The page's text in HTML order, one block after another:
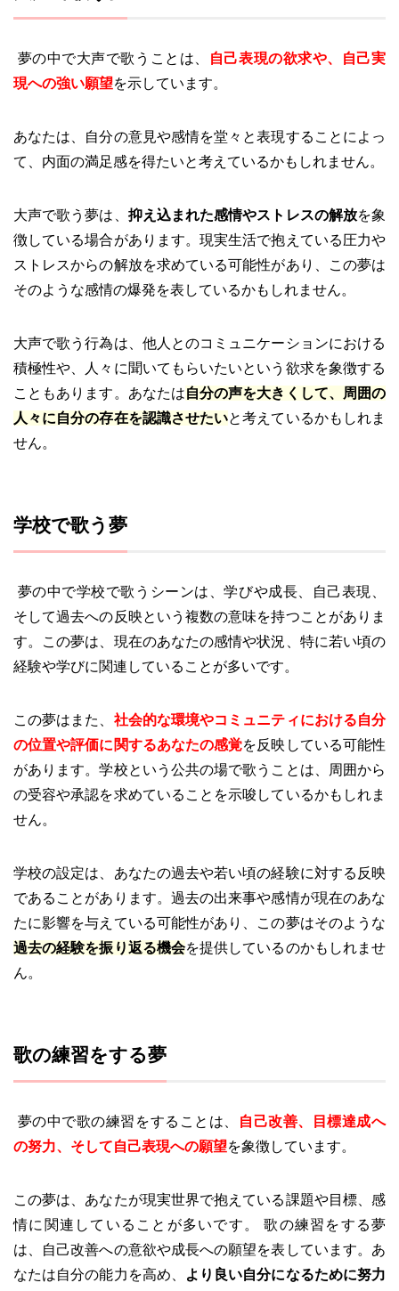
夢の中で大声で歌うことは、
自己表現の欲求や、自己実
現への強い願望を示しています。
あなたは、自分の意見や感情を堂々と表現することによっ
て、内面の満足感を得たいと考えているかもしれません。
大声で歌う夢は、 抑え込まれた感情やストレスの解放を象
徴している場合があります。現実生活で抱えている圧力や
ストレスからの解放を求めている可能性があり、この夢は
そのような感情の爆発を表しているかもしれません。
大声で歌う行為は、他人とのコミュニケーションにおける
積極性や、人々に聞いてもらいたいという欲求を象徴する
こともあります。あなたは自分の声を大きくして、周囲の
人々に自分の存在を認識させたいと考えているかもしれま
せん。
学校で歌う夢
夢の中で学校で歌うシーンは、学びや成長、自己表現、
そして過去への反映という複数の意味を持つことがありま
す。この夢は、現在のあなたの感情や状況、特に若い頃の
経験や学びに関連していることが多いです。
この夢はまた、 社会的な環境やコミュニティにおける自分
の位置や評価に関するあなたの感覚を反映している可能性
があります。学校という公共の場で歌うことは、周囲から
の受容や承認を求めていることを示唆しているかもしれま
せん。
学校の設定は、あなたの過去や若い頃の経験に対する反映
であることがあります。過去の出来事や感情が現在のあな
たに影響を与えている可能性があり、この夢はそのような
過去の経験を振り返る機会を提供しているのかもしれませ
ん。
歌の練習をする夢
夢の中で歌の練習をすることは、
自己改善、目標達成へ
の努力、そして自己表現への願望を象徴しています。
この夢は、あなたが現実世界で抱えている課題や目標、感
情に関連していることが多いです。 歌の練習をする夢
は、自己改善への意欲や成長への願望を表しています。あ
なたは自分の能力を高め、
より良い自分になるために努力